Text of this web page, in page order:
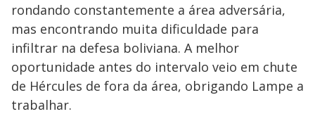
rondando constantemente a área adversária,
mas encontrando muita dificuldade para
infiltrar na defesa boliviana. A melhor
oportunidade antes do intervalo veio em chute
de Hércules de fora da área, obrigando Lampe a
trabalhar.